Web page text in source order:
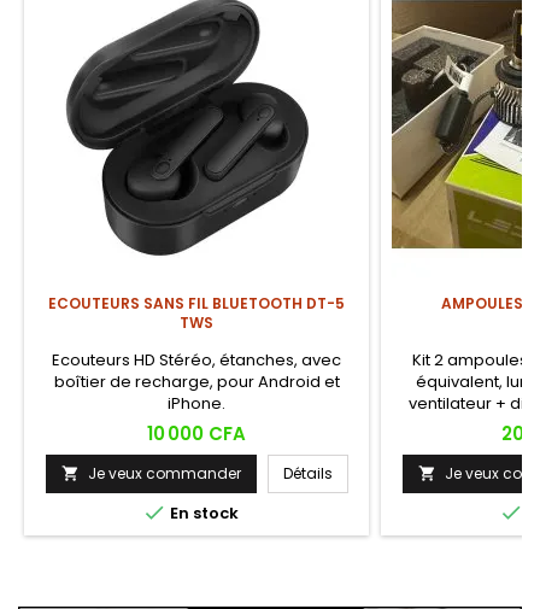
ECOUTEURS SANS FIL BLUETOOTH DT-5
TWS
Ecouteurs HD Stéréo, étanches, avec
boîtier de recharge, pour Android et
iPhone.
Prix
10 000 CFA
 Je veux commander Détails
 En stock
AMPOULES
Kit 2 ampoules
équivalent,
ventilateur +
&amp; Play.
de
Prix
20
 Je veux
